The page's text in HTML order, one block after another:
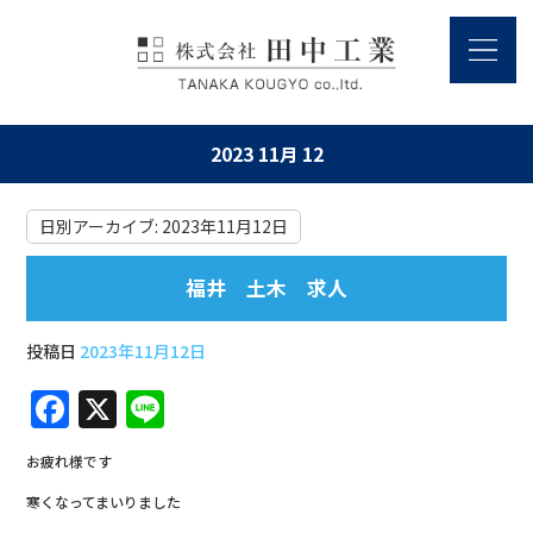
2023 11月 12
日別アーカイブ: 2023年11月12日
福井 土木 求人
投稿日 2023年11月12日
F
a
c
e
X
e
お疲れ様です
寒くなってまいりました